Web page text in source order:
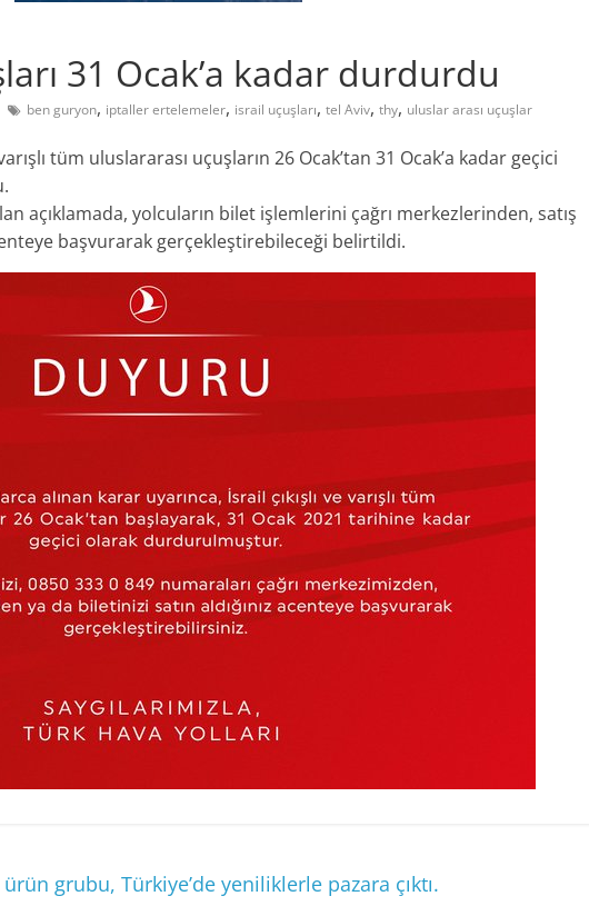
31 Ocak’a kadar durdurdu
ben guryon, iptaller ertelemeler, israil uçuşları, tel Aviv, thy, uluslar arası uçuşlar
tüm uluslararası uçuşların 26 Ocak’tan 31 Ocak’a kadar geçici
açıklamada, yolcuların bilet işlemlerini çağrı merkezlerinden, satış
başvurarak gerçekleştirebileceği belirtildi.
grubu, Türkiye’de yeniliklerle pazara çıktı.